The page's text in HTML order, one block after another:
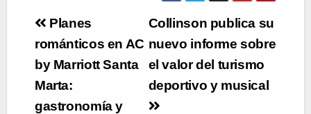
Navegación
de
entradas
Collinson publica su
nuevo informe sobre
el valor del turismo
deportivo y musical
Planes
románticos en AC
by Marriott Santa
Marta:
gastronomía y